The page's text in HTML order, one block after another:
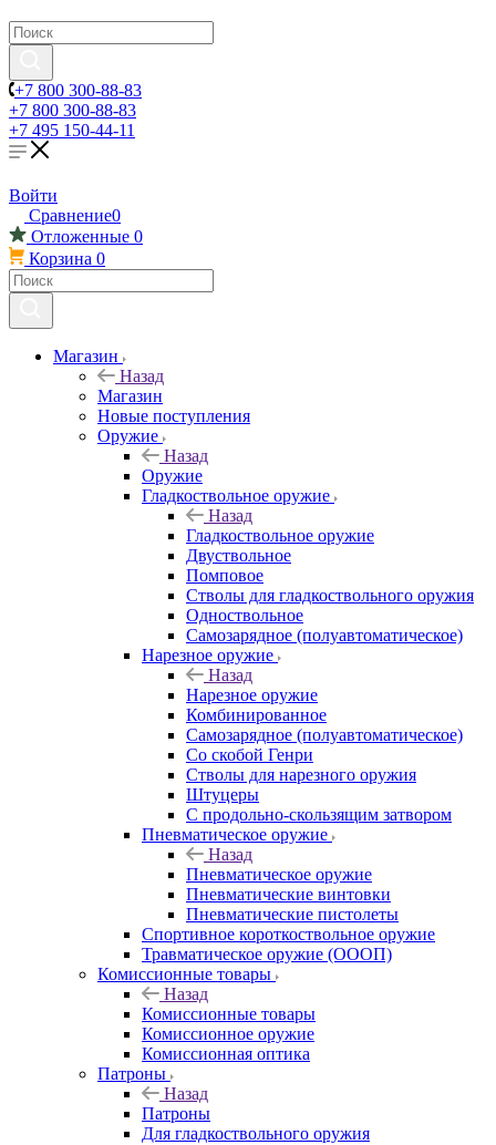
+7 800 300-88-83
+7 800 300-88-83
+7 495 150-44-11
Войти
Сравнение0
Отложенные 0
Корзина 0
Магазин
Назад
Магазин
Новые поступления
Оружие
Назад
Оружие
Гладкоствольное оружие
Назад
Гладкоствольное оружие
Двуствольное
Помповое
Стволы для гладкоствольного оружия
Одноствольное
Самозарядное (полуавтоматическое)
Нарезное оружие
Назад
Нарезное оружие
Комбинированное
Самозарядное (полуавтоматическое)
Со скобой Генри
Стволы для нарезного оружия
Штуцеры
С продольно-скользящим затвором
Пневматическое оружие
Назад
Пневматическое оружие
Пневматические винтовки
Пневматические пистолеты
Спортивное короткоствольное оружие
Травматическое оружие (ОООП)
Комиссионные товары
Назад
Комиссионные товары
Комиссионное оружие
Комиссионная оптика
Патроны
Назад
Патроны
Для гладкоствольного оружия